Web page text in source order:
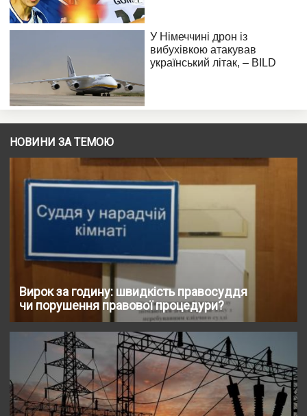
НОВИНИ ЗА ТЕМОЮ
Вирок за годину: швидкість правосуддя
чи порушення правової процедури?